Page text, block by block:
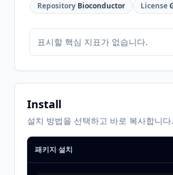
Repository Bioconductor License
표시할 핵심 지표가 없습니다.
Install
설치 방법을 선택하고 바로 복사합니다.
패키지 설치